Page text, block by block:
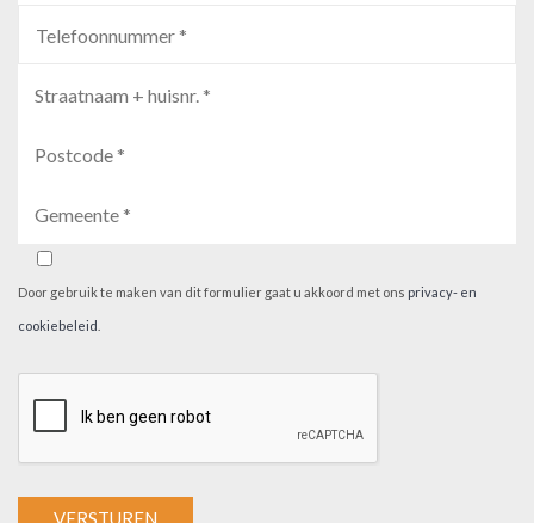
Door gebruik te maken van dit formulier gaat u akkoord met ons privacy- en
cookiebeleid